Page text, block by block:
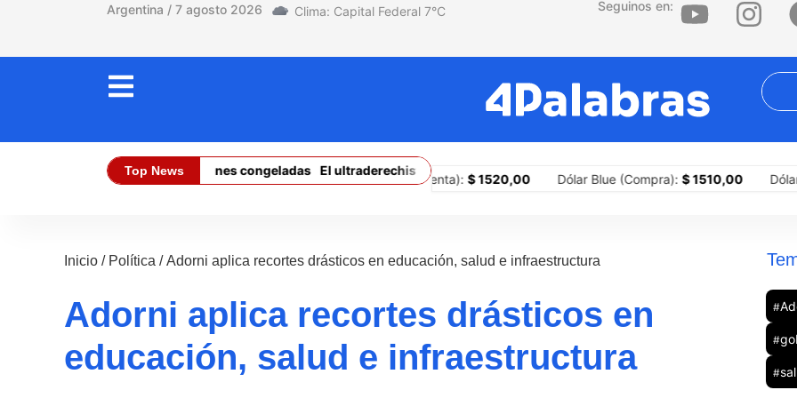
Argentina / 7 agosto 2026 7°C Seguinos en:
Top News
en el PAMI y altas de pensiones congeladas El ultraderechista Abelardo De la Espriella asume la presidencia de Colombia
Dólar Oficial (Compra):$ 1470,00 Dólar Oficial (Venta):$ 1520,00 Dólar Blue (Compra):$ 1510,00 Dólar
Inicio / Política / Adorni aplica recortes drásticos en educación, salud e infraestructura
Adorni aplica recortes drásticos en
educación, salud e infraestructura
#
#
#